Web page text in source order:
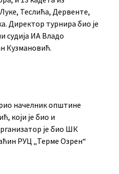
Теслића, Дервенте,
Директор турнира био је
судија ИА Владо
Кузмановић.
начелник општине
који је био и
је био ШК
РУЦ „Терме Озрен“